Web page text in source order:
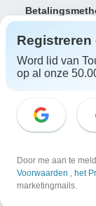
Juridische
Algemene
Registreren
Word lid van
op al onze
Door me aan te
Voorwaarden , het
marketingmails.